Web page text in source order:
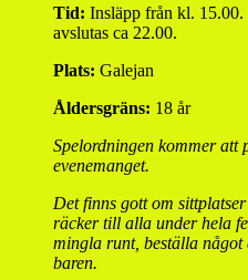
Tid: Insläpp från kl.
avslutas ca 22.00.
Plats: Galejan
Åldersgräns: 18 år
Spelordningen kommer att
evenemanget.
Det finns gott om
räcker till alla under hela
mingla runt, beställa något
baren.